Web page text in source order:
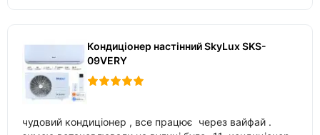
Кондиціонер настінний SkyLux SKS-
09VERY
чудовий кондиціонер , все працює через вайфай .